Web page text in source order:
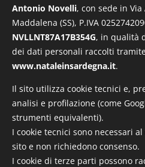
Lombardia 6 , a pochi metri
via Vittorio Veneto e dal
Olbia. Camere matrimoniali
bagno privato, ambiente
accogliente e posizione
per vivere gli eventi di Natale
mercatini e il lungomare del
Molo Brin.
Antonio Novelli, con sede in
Maddalena (SS), P.IVA
NVLLNT87A17B354G, in qualità
dei dati personali raccolti
www.nataleinsardegna.it.
Il sito utilizza cookie tecnici e,
analisi e profilazione (come
strumenti equivalenti).
I cookie tecnici sono necessari
sito e non richiedono consenso.
I cookie di terze parti possono